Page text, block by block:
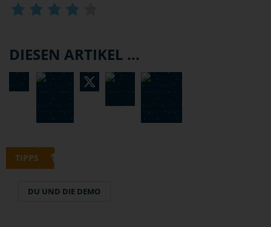
DIESEN ARTIKEL ...
TIPPS
DU UND DIE DEMO